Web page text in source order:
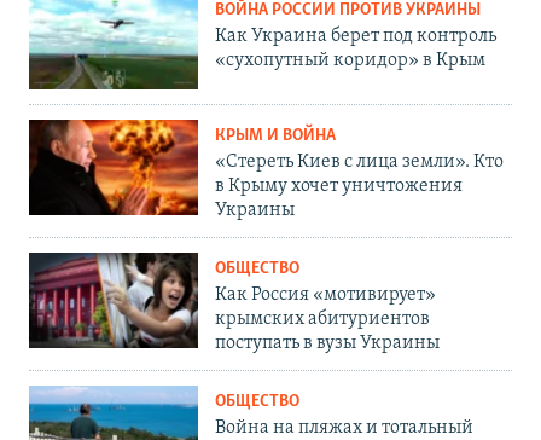
ВОЙНА РОССИИ ПРОТИВ УКРАИНЫ
Как Украина берет под контроль
«сухопутный коридор» в Крым
КРЫМ И ВОЙНА
«Стереть Киев с лица земли». Кто
в Крыму хочет уничтожения
Украины
ОБЩЕСТВО
Как Россия «мотивирует»
крымских абитуриентов
поступать в вузы Украины
ОБЩЕСТВО
Война на пляжах и тотальный